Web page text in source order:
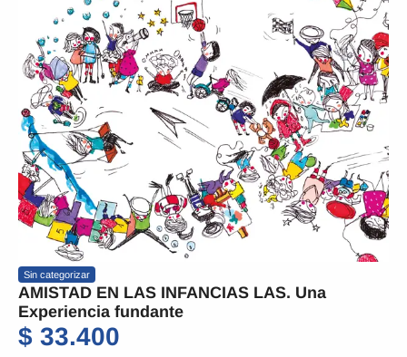
Sin categorizar
AMISTAD EN LAS INFANCIAS LAS. Una
Experiencia fundante
$ 33.400